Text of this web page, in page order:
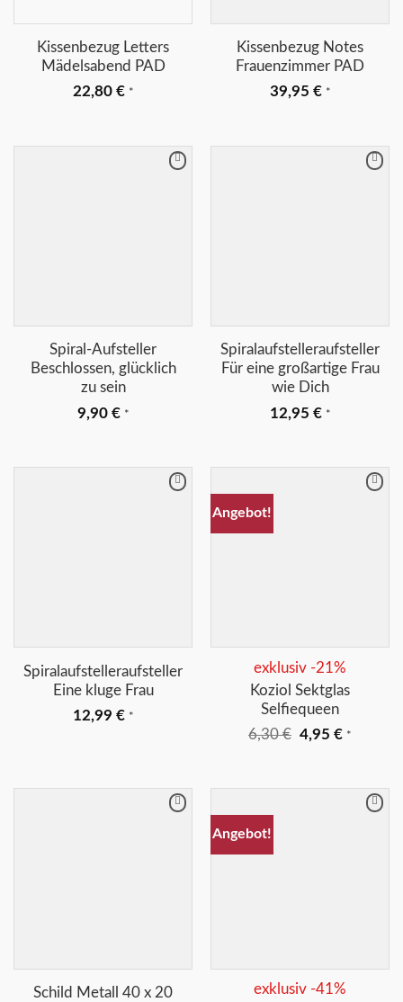
Kissenbezug Letters
Mädelsabend PAD
22,80 € *
Kissenbezug Notes
Frauenzimmer PAD
39,95 € *
Merkliste
Spiral-Aufsteller
Beschlossen, glücklich
zu sein
9,90 € *
Merkliste
Spiralaufstelleraufsteller
Für eine großartige Frau
wie Dich
12,95 € *
Merkliste
Spiralaufstelleraufsteller
Eine kluge Frau
12,99 € *
Angebot!
Merkliste
exklusiv -21%
Koziol Sektglas
Selfiequeen
6,30€ Ursprünglicher
4,95€Aktueller
*
Merkliste
Schild Metall 40 x 20
Angebot!
Merkliste
exklusiv -41%